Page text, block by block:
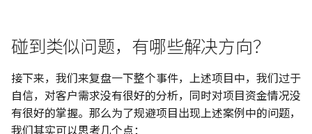
碰到类似问题，有哪些解决方向？
接下来，我们来复盘一下整个事件，上述项目中，我们过于
自信，对客户需求没有很好的分析，同时对项目资金情况没
有很好的掌握。那么为了规避项目出现上述案例中的问题，
我们其实可以思考几个点：